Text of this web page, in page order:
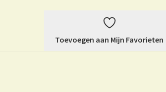
Toevoegen aan Mijn Favorieten